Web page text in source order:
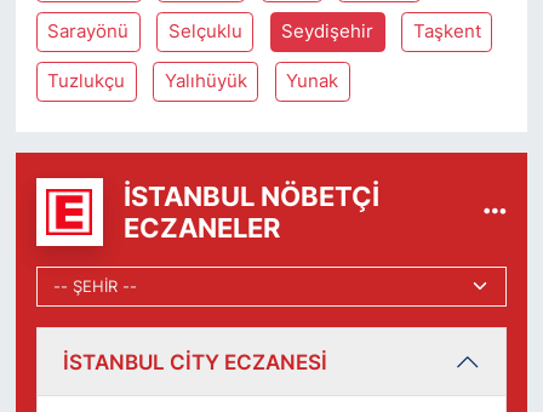
Sarayönü Selçuklu Seydişehir Taşkent
Tuzlukçu Yalıhüyük Yunak
İSTANBUL NÖBETÇI
ECZANELER
İSTANBUL CİTY ECZANESİ